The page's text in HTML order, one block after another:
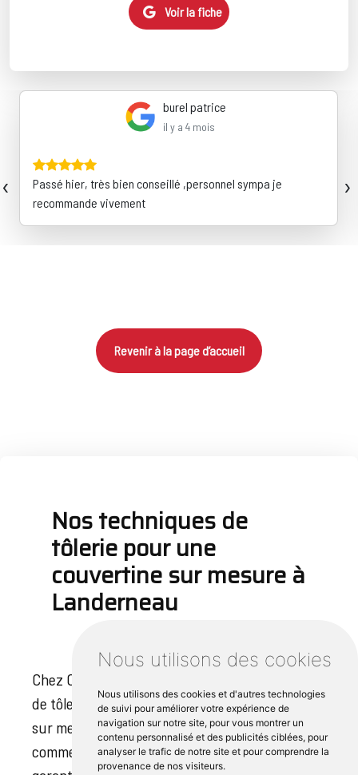
Nous utilisons des cookies
Nous utilisons des cookies et d'autres technologies
de suivi pour améliorer votre expérience de
navigation sur notre site, pour vous montrer un
contenu personnalisé et des publicités ciblées, pour
analyser le trafic de notre site et pour comprendre la
provenance de nos visiteurs.
Voir la fiche
burel patrice
il y a 4 mois
Passé hier, très bien conseillé ,personnel sympa je
recommande vivement
‹ ›
Revenir à la page d’accueil
Nos techniques de
tôlerie pour une
couvertine sur mesure à
Landerneau
Chez Cipli Iroise, nous utilisons des techniques
de tôlerie de pointe pour créer votre capotage
sur mesure à Landerneau. Notre processus
commence par un mesurage minutieux,